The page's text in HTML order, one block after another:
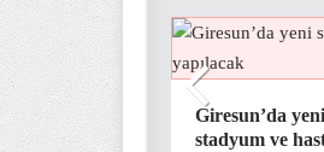
Giresun’da yeni
stadyum ve